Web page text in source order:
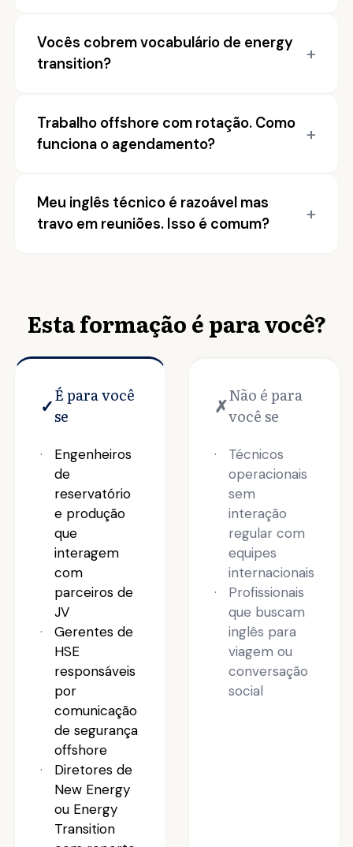
Vocês cobrem vocabulário de energy
transition?
Trabalho offshore com rotação. Como
funciona o agendamento?
Meu inglês técnico é razoável mas
travo em reuniões. Isso é comum?
Esta formação é para você?
✓É para você
se
Engenheiros
de
reservatório
e produção
que
interagem
com
parceiros de
JV
Gerentes de
HSE
responsáveis
por
comunicação
de segurança
offshore
Diretores de
New Energy
ou Energy
Transition
✗Não é para
você se
Técnicos
operacionais
sem
interação
regular com
equipes
internacionais
Profissionais
que buscam
inglês para
viagem ou
conversação
social